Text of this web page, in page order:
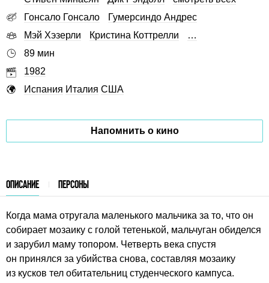
Гонсало Гонсало
Гумерсиндо Андрес
Мэй Хэзерли
Кристина Коттрелли
…
89 мин
1982
Испания Италия США
Напомнить о кино
ОПИСАНИЕ ПЕРСОНЫ
Когда мама отругала маленького мальчика за то, что он
собирает мозаику с голой тетенькой, мальчуган обиделся
и зарубил маму топором. Четверть века спустя
он принялся за убийства снова, составляя мозаику
из кусков тел обитательниц студенческого кампуса.